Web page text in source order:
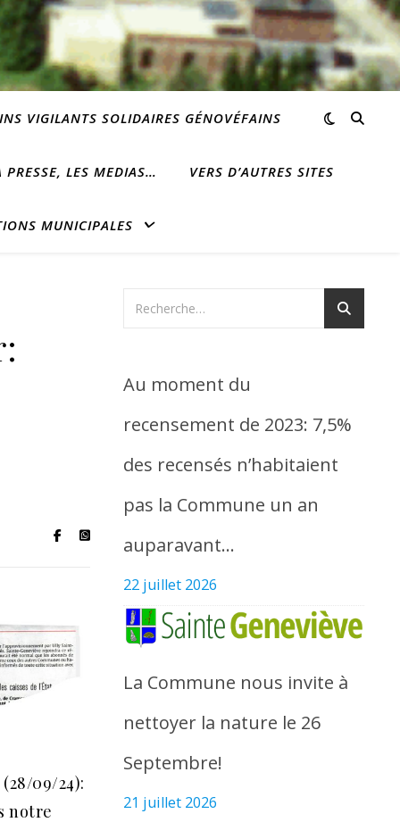
VIGILANTS SOLIDAIRES GÉNOVÉFAINS
PRESSE, LES MEDIAS… VERS D’AUTRES SITES
MUNICIPALES
09/24):
notre
Au moment du
recensement de 2023: 7,5%
des recensés n’habitaient
pas la Commune un an
auparavant…
22 juillet 2026
La Commune nous invite à
nettoyer la nature le 26
Septembre!
21 juillet 2026